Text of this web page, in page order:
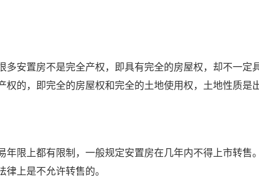
安置房不是完全产权，即具有完全的房屋权，却不一定
的，即完全的房屋权和完全的土地使用权，土地性质是
年限上都有限制，一般规定安置房在几年内不得上市转
上是不允许转售的。